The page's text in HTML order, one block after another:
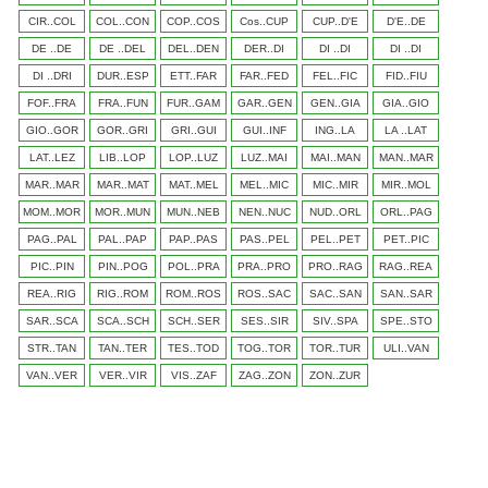
CIR..COL COL..CON COP..COS Cos..CUP CUP..D'E D'E..DE
DE ..DE DE ..DEL DEL..DEN DER..DI DI ..DI DI ..DI
DI ..DRI DUR..ESP ETT..FAR FAR..FED FEL..FIC FID..FIU
FOF..FRA FRA..FUN FUR..GAM GAR..GEN GEN..GIA GIA..GIO
GIO..GOR GOR..GRI GRI..GUI GUI..INF ING..LA LA ..LAT
LAT..LEZ LIB..LOP LOP..LUZ LUZ..MAI MAI..MAN MAN..MAR
MAR..MAR MAR..MAT MAT..MEL MEL..MIC MIC..MIR MIR..MOL
MOM..MOR MOR..MUN MUN..NEB NEN..NUC NUD..ORL ORL..PAG
PAG..PAL PAL..PAP PAP..PAS PAS..PEL PEL..PET PET..PIC
PIC..PIN PIN..POG POL..PRA PRA..PRO PRO..RAG RAG..REA
REA..RIG RIG..ROM ROM..ROS ROS..SAC SAC..SAN SAN..SAR
SAR..SCA SCA..SCH SCH..SER SES..SIR SIV..SPA SPE..STO
STR..TAN TAN..TER TES..TOD TOG..TOR TOR..TUR ULI..VAN
VAN..VER VER..VIR VIS..ZAF ZAG..ZON ZON..ZUR